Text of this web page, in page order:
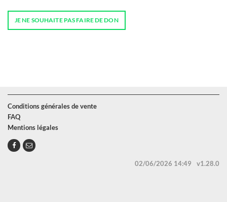
Conditions générales de vente
FAQ
Mentions légales
02/06/2026 14:49 v1.28.0